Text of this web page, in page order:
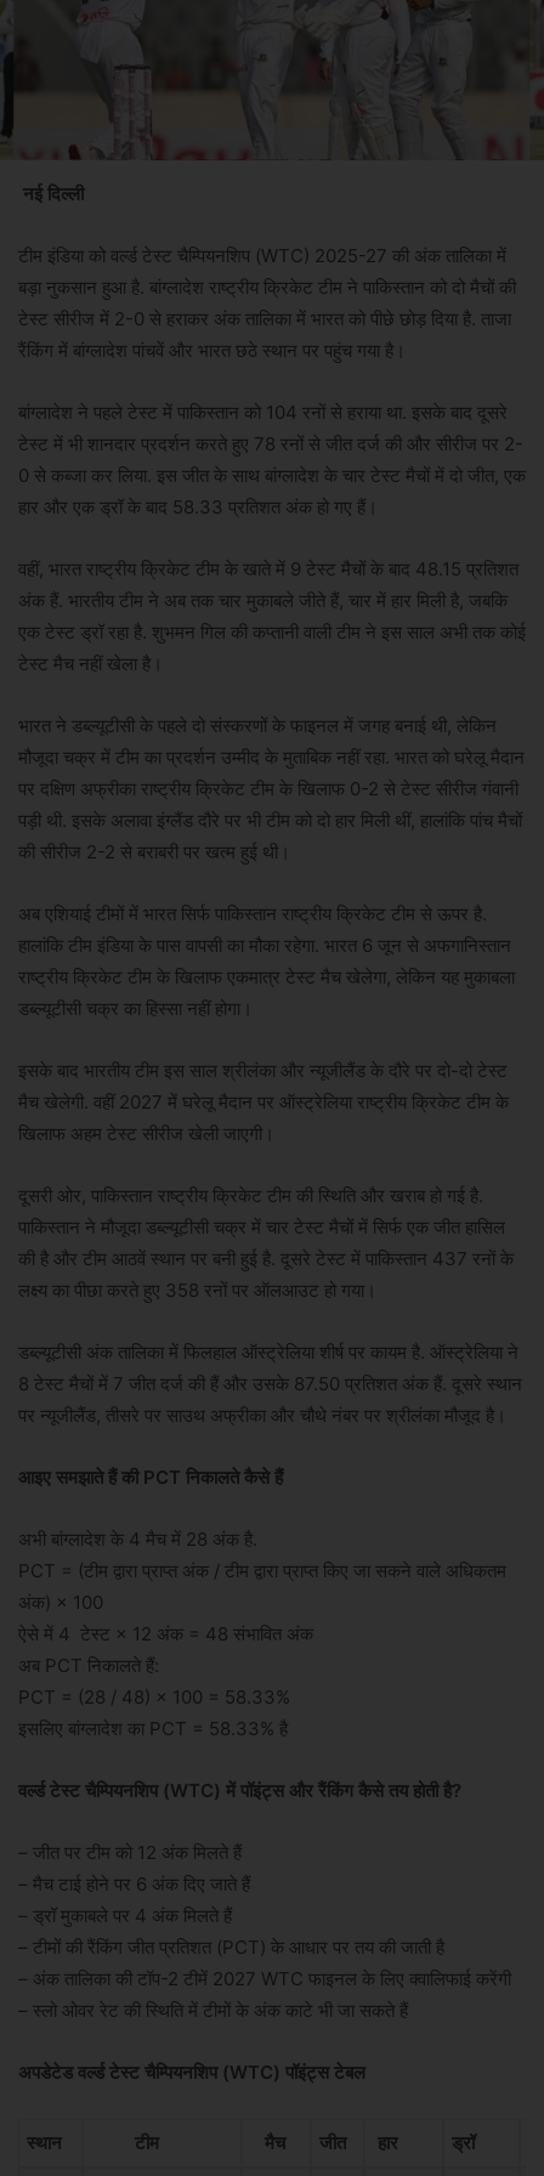
नई दिल्ली
टीम इंडिया को वर्ल्ड टेस्ट चैम्पियनशिप (WTC) 2025-27 की अंक तालिका में
बड़ा नुकसान हुआ है. बांग्लादेश राष्ट्रीय क्रिकेट टीम ने पाकिस्तान को दो मैचों की
टेस्ट सीरीज में 2-0 से हराकर अंक तालिका में भारत को पीछे छोड़ दिया है. ताजा
रैंकिंग में बांग्लादेश पांचवें और भारत छठे स्थान पर पहुंच गया है।
बांग्लादेश ने पहले टेस्ट में पाकिस्तान को 104 रनों से हराया था. इसके बाद दूसरे
टेस्ट में भी शानदार प्रदर्शन करते हुए 78 रनों से जीत दर्ज की और सीरीज पर 2-
0 से कब्जा कर लिया. इस जीत के साथ बांग्लादेश के चार टेस्ट मैचों में दो जीत, एक
हार और एक ड्रॉ के बाद 58.33 प्रतिशत अंक हो गए हैं।
वहीं, भारत राष्ट्रीय क्रिकेट टीम के खाते में 9 टेस्ट मैचों के बाद 48.15 प्रतिशत
अंक हैं. भारतीय टीम ने अब तक चार मुकाबले जीते हैं, चार में हार मिली है, जबकि
एक टेस्ट ड्रॉ रहा है. शुभमन गिल की कप्तानी वाली टीम ने इस साल अभी तक कोई
टेस्ट मैच नहीं खेला है।
भारत ने डब्ल्यूटीसी के पहले दो संस्करणों के फाइनल में जगह बनाई थी, लेकिन
मौजूदा चक्र में टीम का प्रदर्शन उम्मीद के मुताबिक नहीं रहा. भारत को घरेलू मैदान
पर दक्षिण अफ्रीका राष्ट्रीय क्रिकेट टीम के खिलाफ 0-2 से टेस्ट सीरीज गंवानी
पड़ी थी. इसके अलावा इंग्लैंड दौरे पर भी टीम को दो हार मिली थीं, हालांकि पांच मैचों
की सीरीज 2-2 से बराबरी पर खत्म हुई थी।
अब एशियाई टीमों में भारत सिर्फ पाकिस्तान राष्ट्रीय क्रिकेट टीम से ऊपर है.
हालांकि टीम इंडिया के पास वापसी का मौका रहेगा. भारत 6 जून से अफगानिस्तान
राष्ट्रीय क्रिकेट टीम के खिलाफ एकमात्र टेस्ट मैच खेलेगा, लेकिन यह मुकाबला
डब्ल्यूटीसी चक्र का हिस्सा नहीं होगा।
इसके बाद भारतीय टीम इस साल श्रीलंका और न्यूजीलैंड के दौरे पर दो-दो टेस्ट
मैच खेलेगी. वहीं 2027 में घरेलू मैदान पर ऑस्ट्रेलिया राष्ट्रीय क्रिकेट टीम के
खिलाफ अहम टेस्ट सीरीज खेली जाएगी।
दूसरी ओर, पाकिस्तान राष्ट्रीय क्रिकेट टीम की स्थिति और खराब हो गई है.
पाकिस्तान ने मौजूदा डब्ल्यूटीसी चक्र में चार टेस्ट मैचों में सिर्फ एक जीत हासिल
की है और टीम आठवें स्थान पर बनी हुई है. दूसरे टेस्ट में पाकिस्तान 437 रनों के
लक्ष्य का पीछा करते हुए 358 रनों पर ऑलआउट हो गया।
डब्ल्यूटीसी अंक तालिका में फिलहाल ऑस्ट्रेलिया शीर्ष पर कायम है. ऑस्ट्रेलिया ने
8 टेस्ट मैचों में 7 जीत दर्ज की हैं और उसके 87.50 प्रतिशत अंक हैं. दूसरे स्थान
पर न्यूजीलैंड, तीसरे पर साउथ अफ्रीका और चौथे नंबर पर श्रीलंका मौजूद है।
आइए समझाते हैं की PCT निकालते कैसे हैं
अभी बांग्लादेश के 4 मैच में 28 अंक है.
PCT = (टीम द्वारा प्राप्त अंक / टीम द्वारा प्राप्त किए जा सकने वाले अधिकतम
अंक) × 100
ऐसे में 4 टेस्ट × 12 अंक = 48 संभावित अंक
अब PCT निकालते हैं:
PCT = (28 / 48) × 100 = 58.33%
इसलिए बांग्लादेश का PCT = 58.33% है
वर्ल्ड टेस्ट चैम्पियनशिप (WTC) में पॉइंट्स और रैंकिंग कैसे तय होती है?
– जीत पर टीम को 12 अंक मिलते हैं
– मैच टाई होने पर 6 अंक दिए जाते हैं
– ड्रॉ मुकाबले पर 4 अंक मिलते हैं
– टीमों की रैंकिंग जीत प्रतिशत (PCT) के आधार पर तय की जाती है
– अंक तालिका की टॉप-2 टीमें 2027 WTC फाइनल के लिए क्वालिफाई करेंगी
– स्लो ओवर रेट की स्थिति में टीमों के अंक काटे भी जा सकते हैं
अपडेटेड वर्ल्ड टेस्ट चैम्पियनशिप (WTC) पॉइंट्स टेबल
स्थान टीम मैच जीत हार ड्रॉ